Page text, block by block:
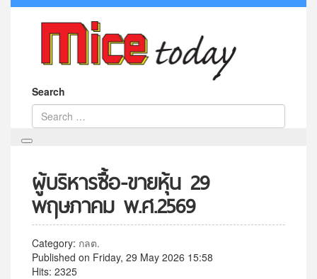
Search
ผู้บริหารซื้อ-ขายหุ้น 29
พฤษภาคม พ.ศ.2569
Category: กลต.
Published on Friday, 29 May 2026 15:58
Hits: 2325